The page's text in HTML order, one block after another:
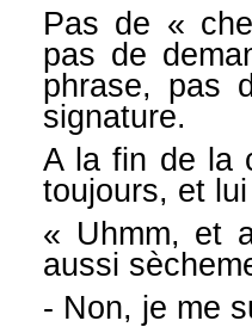
Pas de «
pas de
phrase, pas
signature.
A la fin de la
toujours, et
« Uhmm, et
aussi
- Non, je me